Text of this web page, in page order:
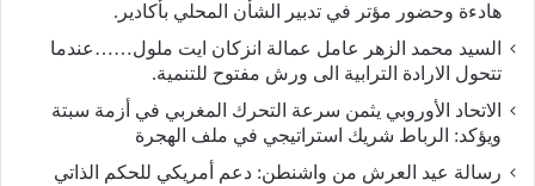
هادءة وحضور مؤتر في تدبير الشأن المحلي بأكادير.
السيد محمد الزهر عامل عمالة انزكان ايت ملول……عندما
تتحول الارادة الترابية الى ورش مفتوح للتنمية.
الاتحاد الأوروبي يثمن سرعة التحرك المغربي في أزمة سبتة
ويؤكد: الرباط شريك استراتيجي في ملف الهجرة
رسالة عيد العرش من واشنطن: دعم أمريكي للحكم الذاتي